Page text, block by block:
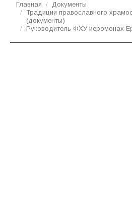
Вы здесь:
Главная
Документы
Традиции православного
(документы)
Руководитель ФХУ иеромонах